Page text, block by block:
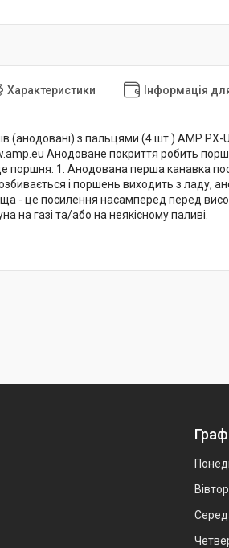
Характеристики Інформація
(анодовані) з пальцями (4 шт.) AMP
Анодоване покриття робить
поршня: 1. Анодована перша канавка
і поршень виходить з ладу,
- це посилення насамперед перед
на газі та/або на неякісному паливі.